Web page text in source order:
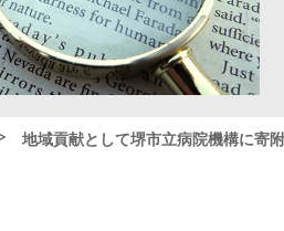
地域貢献として堺市立病院機構に寄